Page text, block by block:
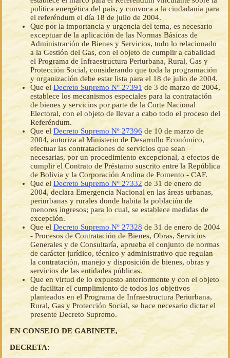
política energética del país, y convoca a la ciudadanía para
el referéndum el día 18 de julio de 2004.
Que por la importancia y urgencia del tema, es necesario
exceptuar de la aplicación de las Normas Básicas de
Administración de Bienes y Servicios, todo lo relacionado
a la Gestión del Gas, con el objeto de cumplir a cabalidad
el Programa de Infraestructura Periurbana, Rural, Gas y
Protección Social, considerando que toda la programación
y organización debe estar lista para el 18 de julio de 2004.
Que el Decreto Supremo Nº 27391 de 3 de marzo de 2004,
establece los mecanismos especiales para la contratación
de bienes y servicios por parte de la Corte Nacional
Electoral, con el objeto de llevar a cabo todo el proceso del
Referéndum.
Que el Decreto Supremo Nº 27396 de 10 de marzo de
2004, autoriza al Ministerio de Desarrollo Económico,
efectuar las contrataciones de servicios que sean
necesarias, por un procedimiento excepcional, a efectos de
cumplir el Contrato de Préstamo suscrito entre la República
de Bolivia y la Corporación Andina de Fomento - CAF.
Que el Decreto Supremo Nº 27332 de 31 de enero de
2004, declara Emergencia Nacional en las áreas urbanas,
periurbanas y rurales donde habita la población de
menores ingresos; para lo cual, se establece medidas de
excepción.
Que el Decreto Supremo Nº 27328 de 31 de enero de 2004
- Procesos de Contratación de Bienes, Obras, Servicios
Generales y de Consultaría, aprueba el conjunto de normas
de carácter jurídico, técnico y administrativo que regulan
la contratación, manejo y disposición de bienes, obras y
servicios de las entidades públicas.
Que en virtud de lo expuesto anteriormente y con el objeto
de facilitar el cumplimiento de todos los objetivos
planteados en el Programa de Infraestructura Periurbana,
Rural, Gas y Protección Social, se hace necesario dictar el
presente Decreto Supremo.
EN CONSEJO DE GABINETE,
DECRETA: